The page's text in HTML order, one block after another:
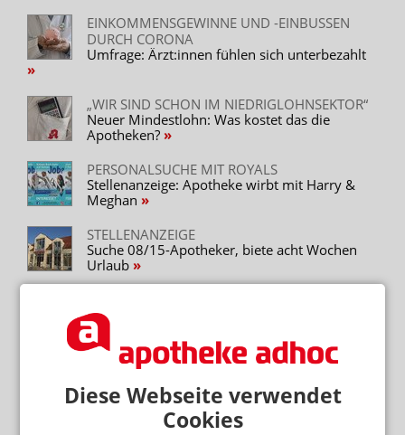
Diese Webseite verwendet
Cookies
EINKOMMENSGEWINNE UND -EINBUSSEN D
URCH CORONA
Umfrage: Ärzt:innen fühlen sich unterbezahlt
„WIR SIND SCHON IM NIEDRIGLOHNSEKTOR“
Neuer Mindestlohn: Was kostet das die
Apotheken?
PERSONALSUCHE MIT ROYALS
Stellenanzeige: Apotheke wirbt mit Harry &
Meghan
STELLENANZEIGE
Suche 08/15-Apotheker, biete acht Wochen
Urlaub
Neuere Artikel zum Thema
MAYD LIEFERT IM NOTDIENST
Feiertag: Apotheke verweist auf Mayd
MAYD & CO.
Lieferdienste: Gesundheitsforscher warnt vor